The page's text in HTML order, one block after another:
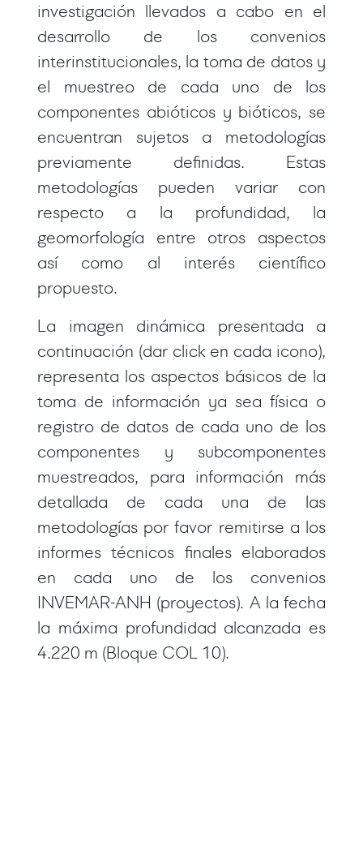
investigación llevados a cabo en el
desarrollo de los convenios
interinstitucionales, la toma de datos y
el muestreo de cada uno de los
componentes abióticos y bióticos, se
encuentran sujetos a metodologías
previamente definidas. Estas
metodologías pueden variar con
respecto a la profundidad, la
geomorfología entre otros aspectos
así como al interés científico
propuesto.
La imagen dinámica presentada a
continuación (dar click en cada icono),
representa los aspectos básicos de la
toma de información ya sea física o
registro de datos de cada uno de los
componentes y subcomponentes
muestreados, para información más
detallada de cada una de las
metodologías por favor remitirse a los
informes técnicos finales elaborados
en cada uno de los convenios
INVEMAR-ANH (proyectos). A la fecha
la máxima profundidad alcanzada es
4.220 m (Bloque COL 10).